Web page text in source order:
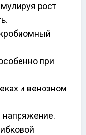
рост
при
и венозном